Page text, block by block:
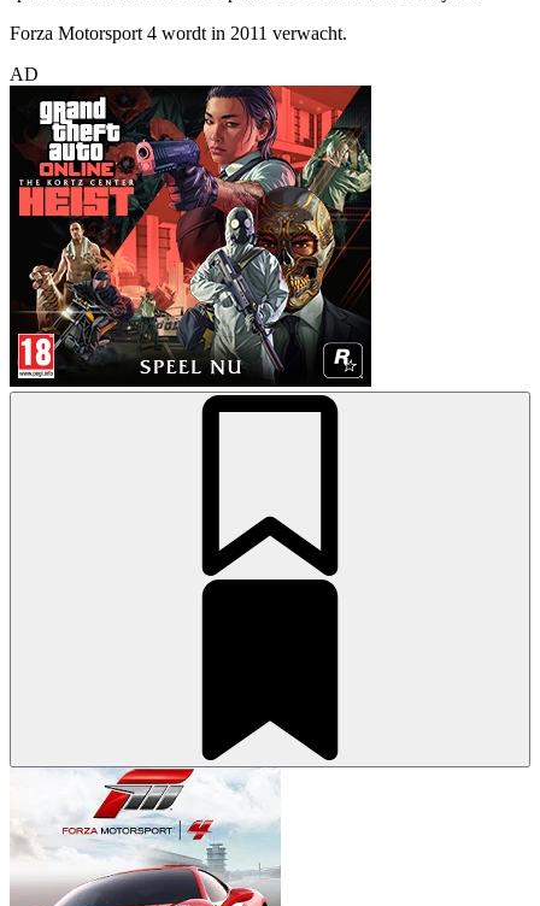
Forza Motorsport 4 wordt in 2011 verwacht.
AD